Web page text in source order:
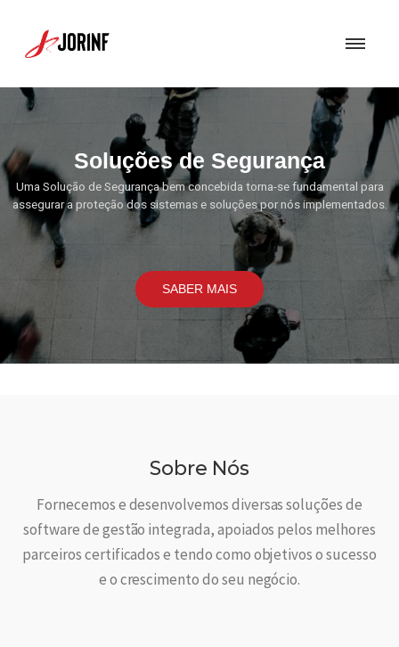
Soluções de Segurança
Uma Solução de Segurança bem concebida torna-se fundamental para
assegurar a proteção dos sistemas e soluções por nós implementados.
SABER MAIS
Sobre Nós
Fornecemos e desenvolvemos diversas soluções de
software de gestão integrada, apoiados pelos melhores
parceiros certificados e tendo como objetivos o sucesso
e o crescimento do seu negócio.